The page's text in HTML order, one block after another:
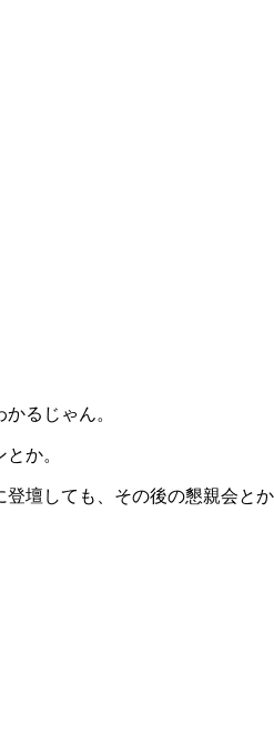
るじゃん。
か。
壇しても、その後の懇親会とか